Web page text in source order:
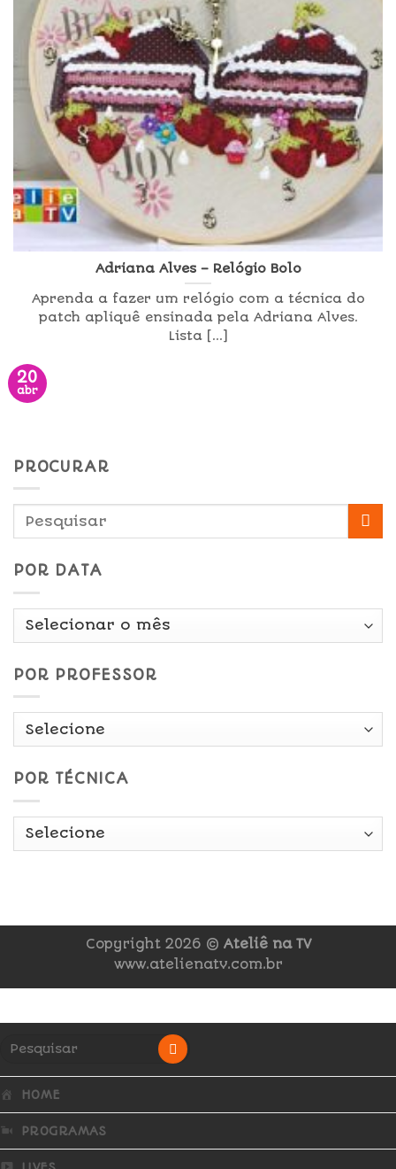
Adriana Alves – Relógio Bolo
Aprenda a fazer um relógio com a técnica do
patch apliquê ensinada pela Adriana Alves.
Lista [...]
20
abr
PROCURAR
POR DATA
Por
POR PROFESSOR
POR TÉCNICA
Copyright 2026 © Ateliê na TV
www.atelienatv.com.br
HOME
PROGRAMAS